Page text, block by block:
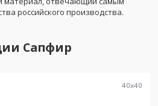
российского производства.
Сапфир
40x40